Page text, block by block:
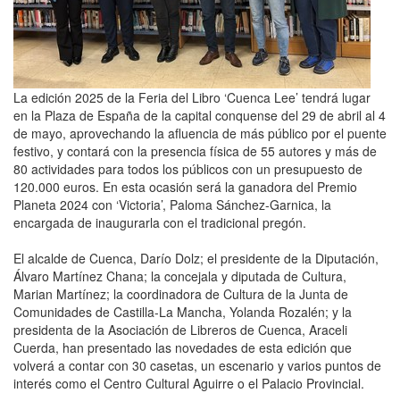
La edición 2025 de la Feria del Libro ‘Cuenca Lee’ tendrá lugar
en la Plaza de España de la capital conquense del 29 de abril al 4
de mayo, aprovechando la afluencia de más público por el puente
festivo, y contará con la presencia física de 55 autores y más de
80 actividades para todos los públicos con un presupuesto de
120.000 euros. En esta ocasión será la ganadora del Premio
Planeta 2024 con ‘Victoria’, Paloma Sánchez-Garnica, la
encargada de inaugurarla con el tradicional pregón.
El alcalde de Cuenca, Darío Dolz; el presidente de la Diputación,
Álvaro Martínez Chana; la concejala y diputada de Cultura,
Marian Martínez; la coordinadora de Cultura de la Junta de
Comunidades de Castilla-La Mancha, Yolanda Rozalén; y la
presidenta de la Asociación de Libreros de Cuenca, Araceli
Cuerda, han presentado las novedades de esta edición que
volverá a contar con 30 casetas, un escenario y varios puntos de
interés como el Centro Cultural Aguirre o el Palacio Provincial.